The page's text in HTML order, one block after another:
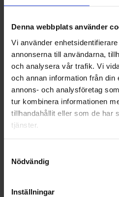
Denna webbplats använder
Vi använder
annonserna till användarna,
och analysera vår trafik. Vi
och annan information från
annons- och analysföretag
tur kombinera informationen
tillhandahållit eller som de har
tjänster.
Nödvändig
Inställningar
OHLSSONS REGION VÄST
OHLSSONSKOLLEGOR
SAMARBETEN
SOCIALT ANSVAR
VELLINGE